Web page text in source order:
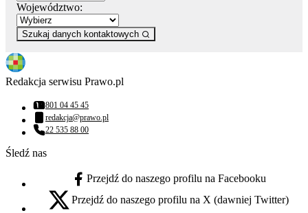
Województwo:
Szukaj danych kontaktowych
Redakcja serwisu Prawo.pl
Numer telefonu:
801 04 45 45
Adres email:
redakcja@prawo.pl
Numer telefonu:
22 535 88 00
Śledź nas
facebook - otwiera się w nowej karcie
Przejdź do naszego profilu na Facebooku
x - otwiera się w nowej karcie
Przejdź do naszego profilu na X (dawniej Twitter)